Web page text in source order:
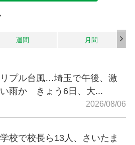
週間 月間
リプル台風…埼玉で午後、激
い雨か きょう6日、大...
2026/08/06
校で校長ら13人、さいたま